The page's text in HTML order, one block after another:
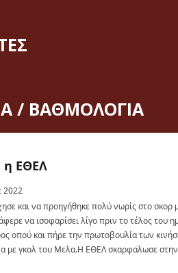
/ ΒΑΘΜΟΛΟΓΙΑ
η ΕΘΕΛ
2022
και να προηγήθηκε πολύ νωρίς στο σκορ
να ισοφαρίσει λίγο πριν το τέλος του
οπού και πήρε την πρωτοβουλία των
με γκολ του Μελα.Η ΕΘΕΛ σκαρφαλωσε